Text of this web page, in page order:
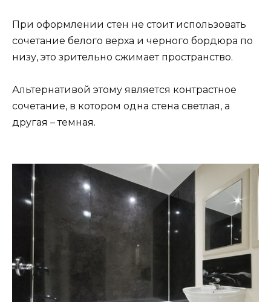
При оформлении стен не стоит использовать
сочетание белого верха и черного бордюра по
низу, это зрительно сжимает пространство.
Альтернативой этому является контрастное
сочетание, в котором одна стена светлая, а
другая – темная.